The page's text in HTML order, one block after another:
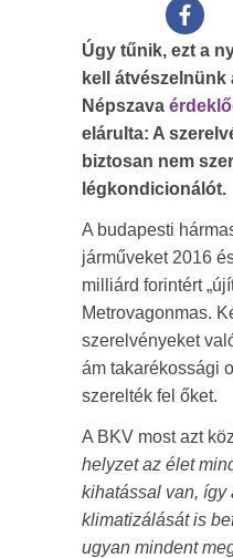
Úgy tűnik, ezt a
kell átvészelnünk
Népszava
elárulta: A
biztosan nem
légkondicionálót.
A budapesti
járműveket 2016
milliárd forintért
Metrovagonmas.
szerelvényeket
ám takarékossági
szerelték fel őket.
A BKV most azt
helyzet az élet
kihatással van, így
klimatizálását is
ugyan mindent